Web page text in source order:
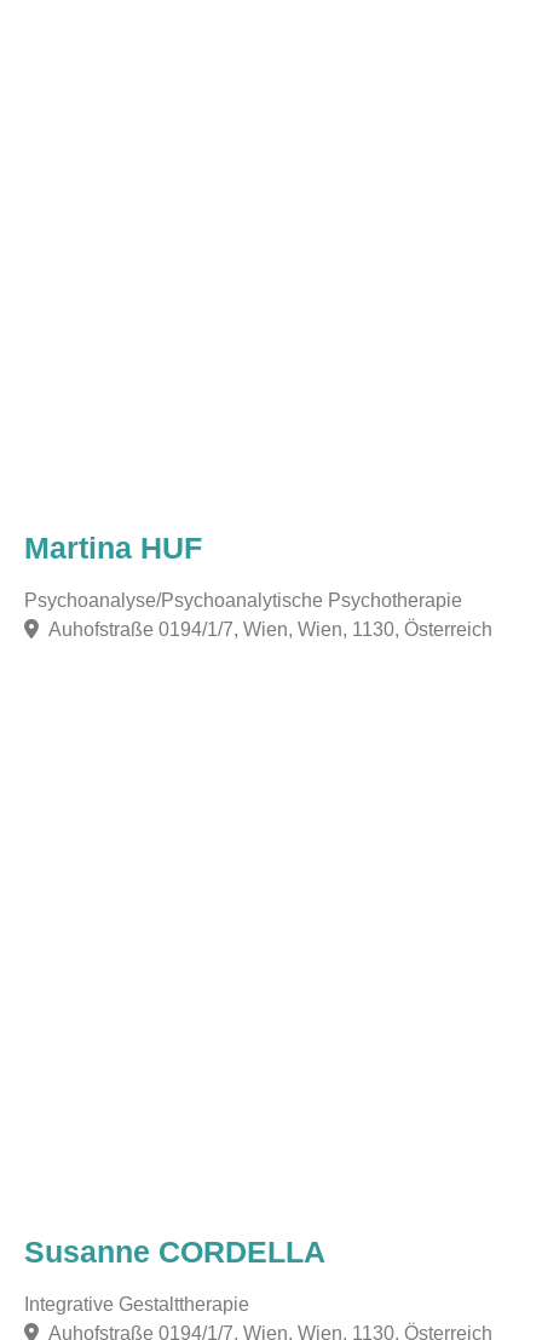
Martina HUF
Psychoanalyse/Psychoanalytische Psychotherapie
Auhofstraße 0194/1/7, Wien, Wien, 1130, Österreich
Susanne CORDELLA
Integrative Gestalttherapie
Auhofstraße 0194/1/7, Wien, Wien, 1130, Österreich